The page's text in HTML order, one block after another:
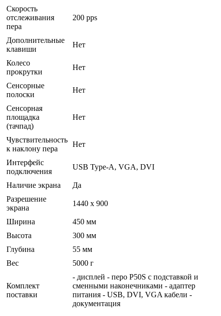
Скорость
отслеживания
пера
200 pps
Дополнительные
клавиши
Нет
Колесо
прокрутки
Нет
Сенсорные
полоски
Нет
Сенсорная
площадка
(тачпад)
Нет
Чувствительность
к наклону пера
Нет
Интерфейс
подключения
USB Type-A, VGA, DVI
Наличие экрана
Да
Разрешение
экрана
1440 x 900
Ширина
450 мм
Высота
300 мм
Глубина
55 мм
Вес
5000 г
Комплект
поставки
- дисплей - перо P50S с подставкой и
сменными наконечниками - адаптер
питания - USB, DVI, VGA кабели -
документация